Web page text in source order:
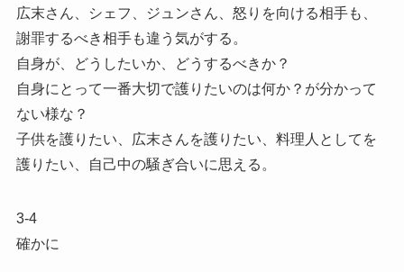
広末さん、シェフ、ジュンさん、怒りを向ける相手も、
謝罪するべき相手も違う気がする。
自身が、どうしたいか、どうするべきか？
自身にとって一番大切で護りたいのは何か？が分かって
ない様な？
子供を護りたい、広末さんを護りたい、料理人としてを
護りたい、自己中の騒ぎ合いに思える。
3-4
確かに